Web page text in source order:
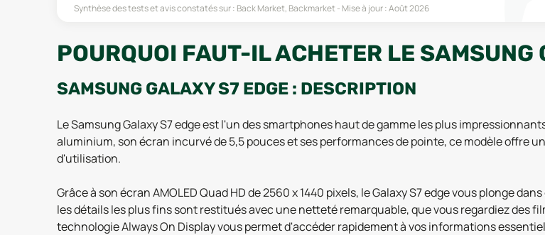
Synthèse des tests et avis constatés sur : Back Market, Backmarket Mise à jour :Août 2026
POURQUOI FAUT-IL ACHETER LE SAMSUNG
SAMSUNG GALAXY S7 EDGE : DESCRIPTION
Le Samsung Galaxy S7 edge est l'un des smartphones haut de gamme les plus
aluminium, son écran incurvé de 5,5 pouces et ses performances de pointe, ce modèle offre
d'utilisation.
Grâce à son écran AMOLED Quad HD de 2560 x 1440 pixels, le Galaxy S7 edge vous plonge
les détails les plus fins sont restitués avec une netteté remarquable, que vous regardiez des
technologie Always On Display vous permet d'accéder rapidement à vos informations